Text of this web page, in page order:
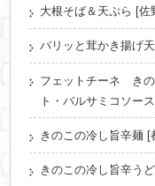
大根そば＆天ぷら [佐
パリッと茸かき揚げ
フェットチーネ き
ト・バルサミコソー
きのこの冷し旨辛麺 [
きのこの冷し旨辛う